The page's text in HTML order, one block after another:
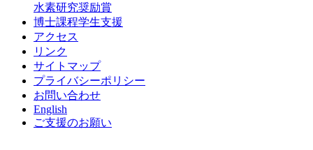
水素研究奨励賞
博士課程学生支援
アクセス
リンク
サイトマップ
プライバシーポリシー
お問い合わせ
English
ご支援のお願い